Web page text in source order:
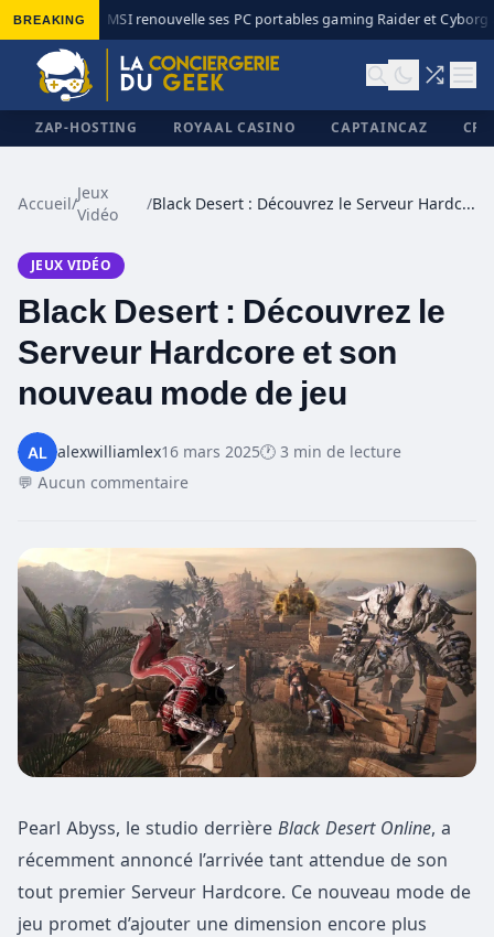
BREAKING MSI renouvelle ses PC portables gaming Raider et Cyborg
ZAP-HOSTING ROYAAL CASINO CAPTAINCAZ
Accueil/
Jeux
Vidéo
/ Black Desert : Découvrez le Serveur Hardcore et son nouveau mode de jeu
JEUX VIDÉO
Black Desert : Découvrez le
Serveur Hardcore et son
nouveau mode de jeu
alexwilliamlex16 mars 2025🕐 3 min de lecture
💬 Aucun commentaire
Pearl Abyss, le studio derrière Black Desert Online, a
récemment annoncé l’arrivée tant attendue de son
tout premier Serveur Hardcore. Ce nouveau mode de
jeu promet d’ajouter une dimension encore plus